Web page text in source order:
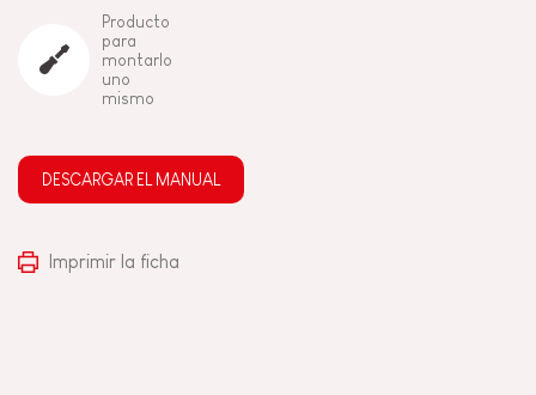
Producto
para
montarlo
uno
mismo
DESCARGAR EL MANUAL
Imprimir la ficha